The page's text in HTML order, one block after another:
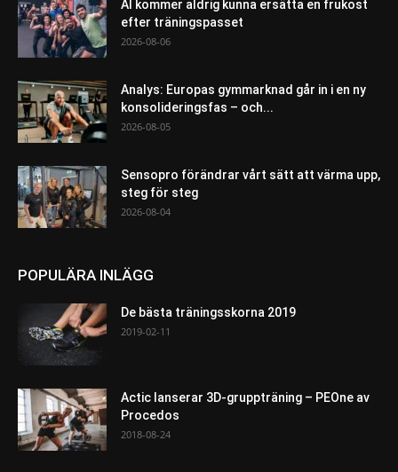
AI kommer aldrig kunna ersätta en frukost
efter träningspasset
2026-08-06
Analys: Europas gymmarknad går in i en ny
konsolideringsfas – och...
2026-08-05
Sensopro förändrar vårt sätt att värma upp,
steg för steg
2026-08-04
POPULÄRA INLÄGG
De bästa träningsskorna 2019
2019-02-11
Actic lanserar 3D-gruppträning – PEOne av
Procedos
2018-08-24